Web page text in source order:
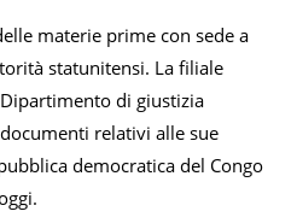
materie prime con sede a
statunitensi. La filiale
di giustizia
relativi alle sue
democratica del Congo